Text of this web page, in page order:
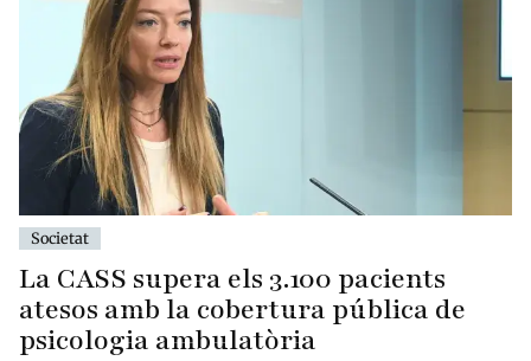
Societat
La CASS supera els 3.100 pacients
atesos amb la cobertura pública de
psicologia ambulatòria